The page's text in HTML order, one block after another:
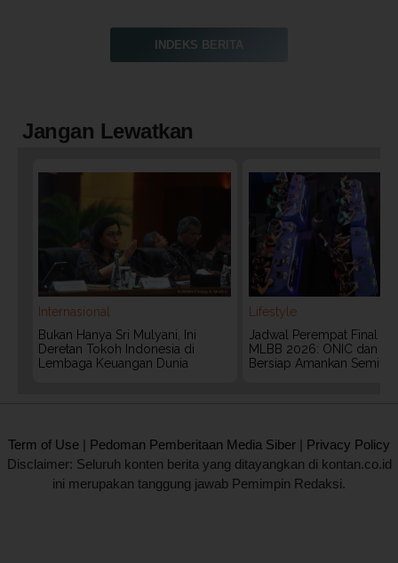
INDEKS BERITA
Jangan Lewatkan
Internasional
Bukan Hanya Sri Mulyani, Ini
Deretan Tokoh Indonesia di
Lembaga Keuangan Dunia
Lifestyle
Jadwal Perempat Final
MLBB 2026: ONIC dan
Bersiap Amankan
Term of Use | Pedoman Pemberitaan Media Siber | Privacy Policy
Disclaimer: Seluruh konten berita yang ditayangkan di kontan.co.id
ini merupakan tanggung jawab Pemimpin Redaksi.